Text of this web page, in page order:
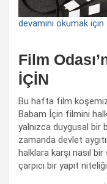
devamını okumak için
Film
İÇİN
Bu hafta film
Babam İçin filmini
yalnızca duygusal bir
zamanda devlet
halklara karşı nasıl
çarpıcı bir yapıt